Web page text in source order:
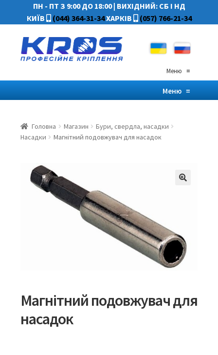
ПН - ПТ З 9:00 ДО 18:00| ВИХІДНИЙ: СБ І НД
КИЇВ
(044) 364-31-34ХАРКІВ (057) 766-21-34
Меню≡
Меню≡
Головна Магазин
Бури, свердла, насадки
Насадки
Магнітний подовжувач для насадок
Магнітний подовжувач для
насадок